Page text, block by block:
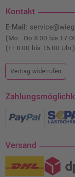
Kontakt
E-Mail:
(Mo - Do 8:00 bis
(Fr 8:00 bis 16:00 Uhr)
Vertrag widerrufen
Versand